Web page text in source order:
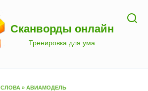
Сканворды онлайн
Тренировка для ума
СЛОВА » АВИАМОДЕЛЬ